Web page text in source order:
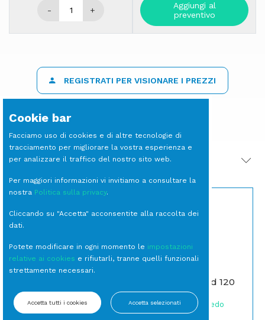
- +
Aggiungi al
preventivo
REGISTRATI PER VISIONARE I PREZZI
PRODOTTI CORRELATI
LAMPADA Globo 50
(escluso
caricabatteria)
Lampade Moderne
ICE Bucket Led 120
RGB a batteria
Complementi Arredo
Cookie bar
Facciamo uso di cookies e di altre tecnologie di
tracciamento per migliorare la vostra esperienza e
per analizzare il traffico del nostro sito web.
Per maggiori informazioni vi invitiamo a consultare la
nostra Politica sulla privacy.
Cliccando su "Accetta" acconsentite alla raccolta dei
dati.
Potete modificare in ogni momento le impostazioni
relative ai cookies e rifiutarli, tranne quelli funzionali
strettamente necessari.
Accetta tutti i cookies Accetta selezionati